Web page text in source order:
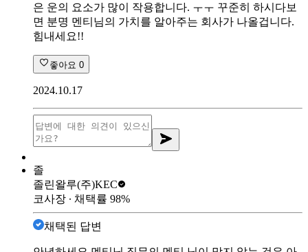
은 운의 요소가 많이 작용합니다. ㅜㅜ 꾸준히 하시다보
면 분명 멘티님의 가치를 알아주는 회사가 나올겁니다.
힘내세요!!
좋아요 0
2024.10.17
졸
졸린왈루(주)KEC
코사장 ∙ 채택률 98%
채택된 답변